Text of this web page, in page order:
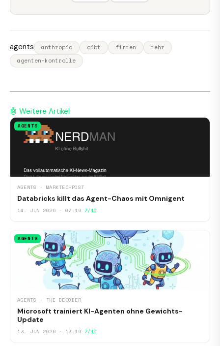
agents anthropic gibt firmen
mehr
agenten-kontrolle
🤖 Weitere Artikel
AGENTS
AGENTS · MARKTECHPOST
Databricks killt das Agent-Chaos mit Omnigent
14. JUN 2026 · 07:19 7/10
AGENTS
AGENTS · THE DECODER
Microsoft trainiert KI-Agenten ohne Gewichts-
Update
13. JUN 2026 · 13:19 7/10